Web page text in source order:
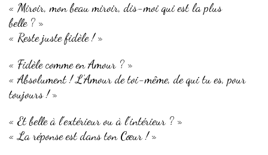
« Miroir, mon beau miroir, dis-moi qui est la plus
belle ? »
« Reste juste fidèle ! »
« Fidèle comme en Amour ? »
« Absolument ! L’Amour de toi-même, de qui tu es, pour
toujours ! »
« Et belle à l’extérieur ou à l’intérieur ? »
« La réponse est dans ton Cœur ! »